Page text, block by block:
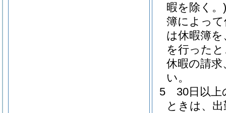
暇を除く。)
簿によっ
は休暇簿
を行った
休暇の請
い。
5
30日以
ときは、